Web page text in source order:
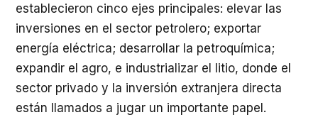
establecieron cinco ejes principales: elevar las
inversiones en el sector petrolero; exportar
energía eléctrica; desarrollar la petroquímica;
expandir el agro, e industrializar el litio, donde el
sector privado y la inversión extranjera directa
están llamados a jugar un importante papel.